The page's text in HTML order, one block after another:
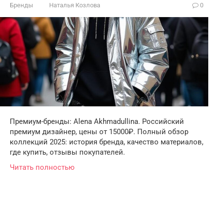
Бренды Наталья Козлова 0
Премиум-бренды: Alena Akhmadullina. Российский
премиум дизайнер, цены от 15000₽. Полный обзор
коллекций 2025: история бренда, качество материалов,
где купить, отзывы покупателей.
Читать полностью